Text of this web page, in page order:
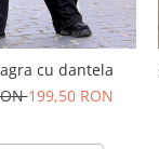
cu dantela
199,50 RON